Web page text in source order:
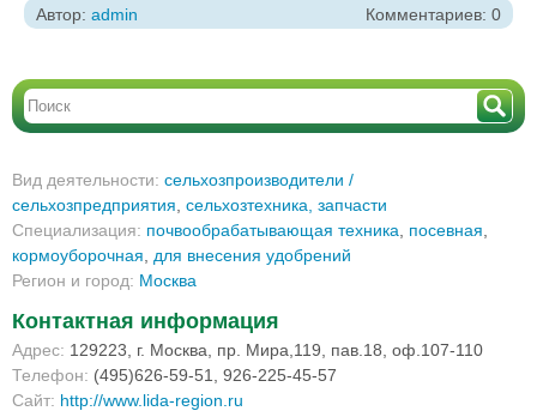
Автор: admin Комментариев: 0
Вид деятельности: сельхозпроизводители /
сельхозпредприятия сельхозтехника, запчасти
Специализация: почвообрабатывающая техника посевная
кормоуборочная
для внесения удобрений
Регион и город: Москва
Контактная информация
Адрес: 129223, г. Москва, пр. Мира,119, пав.18, оф.107-110
Телефон: (495)626-59-51, 926-225-45-57
Сайт: http://www.lida-region.ru